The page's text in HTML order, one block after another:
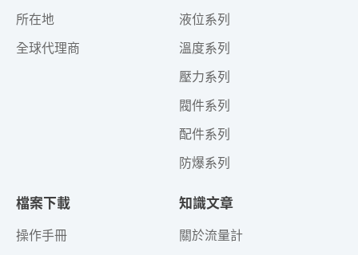
所在地
全球代理商
液位系列
溫度系列
壓力系列
閥件系列
配件系列
防爆系列
檔案下載
操作手冊
知識文章
關於流量計